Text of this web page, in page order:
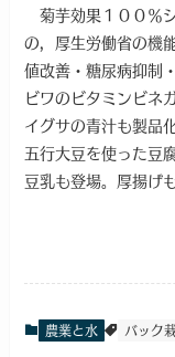
菊芋効果１００％
の，厚生労働省の機
値改善・糖尿病抑制
ビワのビタミンビネ
イグサの青汁も製品
五行大豆を使った豆
豆乳も登場。厚揚げも
農業と水 バック